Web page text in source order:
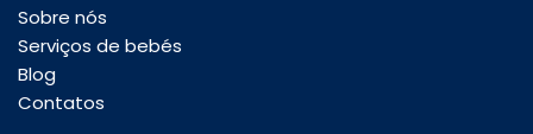
Sobre nós
Serviços de bebés
Blog
Contatos